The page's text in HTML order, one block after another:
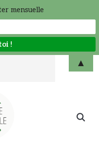
Search
mensuelle
▲